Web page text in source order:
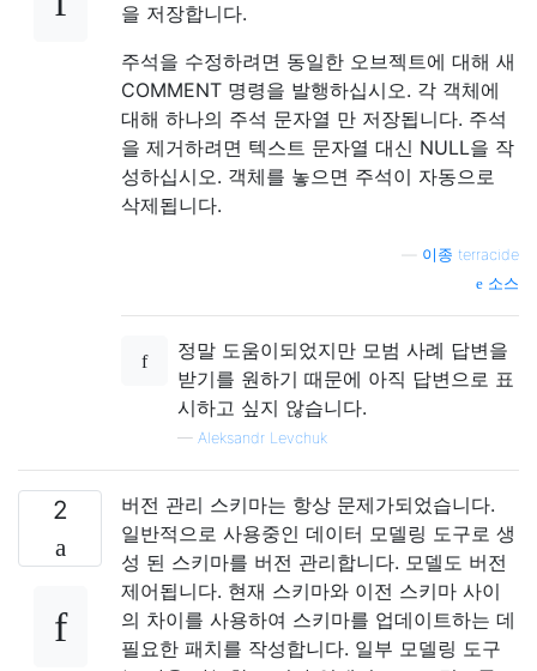
을 저장합니다.
주석을 수정하려면 동일한 오브젝트에 대해 새
COMMENT 명령을 발행하십시오. 각 객체에
대해 하나의 주석 문자열 만 저장됩니다. 주석
을 제거하려면 텍스트 문자열 대신 NULL을 작
성하십시오. 객체를 놓으면 주석이 자동으로
삭제됩니다.
이종 terracide
소스
정말 도움이되었지만 모범 사례 답변을
받기를 원하기 때문에 아직 답변으로 표
시하고 싶지 않습니다.
— Aleksandr Levchuk
2
버전 관리 스키마는 항상 문제가되었습니다.
일반적으로 사용중인 데이터 모델링 도구로 생
성 된 스키마를 버전 관리합니다. 모델도 버전
제어됩니다. 현재 스키마와 이전 스키마 사이
의 차이를 사용하여 스키마를 업데이트하는 데
필요한 패치를 작성합니다. 일부 모델링 도구